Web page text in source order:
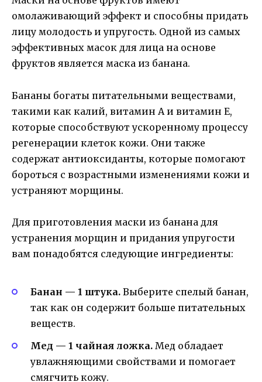
омолаживающий эффект и способны придать
лицу молодость и упругость. Одной из самых
эффективных масок для лица на основе
фруктов является маска из банана.
Бананы богаты питательными веществами,
такими как калий, витамин А и витамин Е,
которые способствуют ускоренному процессу
регенерации клеток кожи. Они также
содержат антиоксиданты, которые помогают
бороться с возрастными изменениями кожи и
устраняют морщины.
Для приготовления маски из банана для
устранения морщин и придания упругости
вам понадобятся следующие ингредиенты:
Банан — 1 штука. Выберите спелый банан,
так как он содержит больше питательных
веществ.
Мед — 1 чайная ложка. Мед обладает
увлажняющими свойствами и помогает
смягчить кожу.